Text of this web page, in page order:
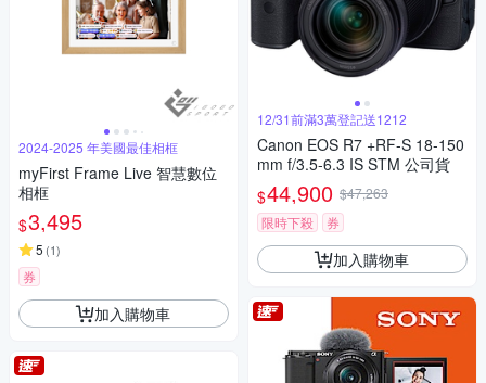
2024-2025 年美國最佳相框
myFirst Frame Live 智慧數位
相框
$3,495
5 (1)
券
加入購物車
12/31前滿3萬登記送1212
Canon EOS R7 +RF-S 18-150
mm f/3.5-6.3 IS STM 公司貨
$44,900 $47,263
限時下殺
券
加入購物車